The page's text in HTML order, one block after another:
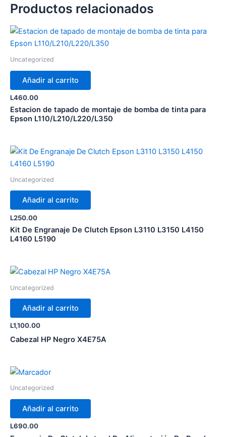
Productos relacionados
Uncategorized
Añadir al carrito
L460.00
Estacion de tapado de montaje de bomba de tinta para
Epson L110/L210/L220/L350
Uncategorized
Añadir al carrito
L250.00
Kit De Engranaje De Clutch Epson L3110 L3150 L4150
L4160 L5190
Uncategorized
Añadir al carrito
L1,100.00
Cabezal HP Negro X4E75A
Uncategorized
Añadir al carrito
L690.00